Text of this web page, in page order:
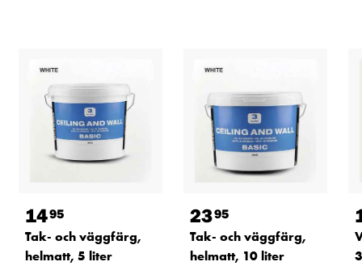
1495
Tak- och väggfärg,
helmatt, 5 liter
2395
Tak- och väggfärg,
helmatt, 10 liter